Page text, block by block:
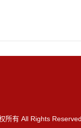
所有 All Rights